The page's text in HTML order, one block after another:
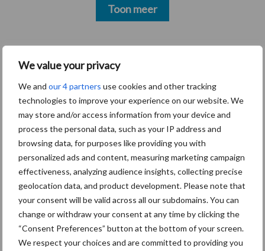
We value your privacy
We and our 4 partners use cookies and other tracking
technologies to improve your experience on our website. We
may store and/or access information from your device and
process the personal data, such as your IP address and
browsing data, for purposes like providing you with
personalized ads and content, measuring marketing campaign
effectiveness, analyzing audience insights, collecting precise
geolocation data, and product development. Please note that
your consent will be valid across all our subdomains. You can
change or withdraw your consent at any time by clicking the
“Consent Preferences” button at the bottom of your screen.
We respect your choices and are committed to providing you
Toon meer
De speenhuid: een vaak
onderschatte risicofactor
voor mastitis
BoviMove zorgt voor
eenvoudige, sluitende en
betrouwbare
rundveetransporten